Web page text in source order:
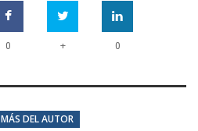
0 + 0
MÁS DEL AUTOR